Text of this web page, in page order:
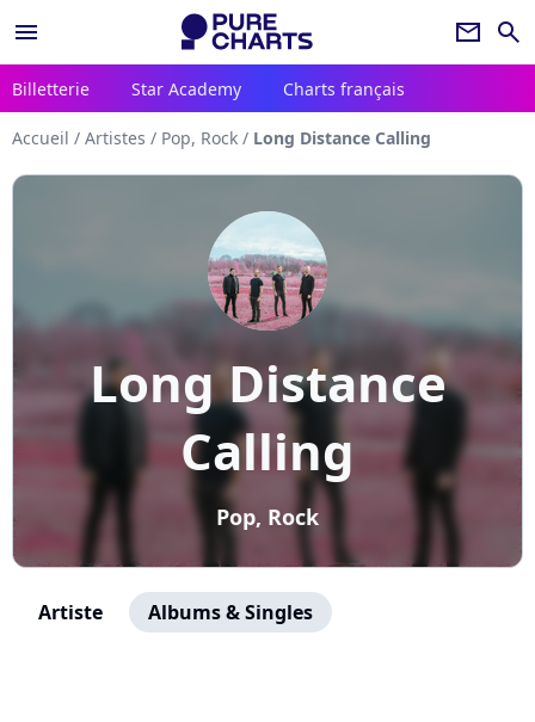
menu newsletter search
Billetterie Star Academy Charts français
Accueil / Artistes / Pop, Rock / Long Distance Calling
Long Distance
Calling
Pop, Rock
Artiste Albums & Singles